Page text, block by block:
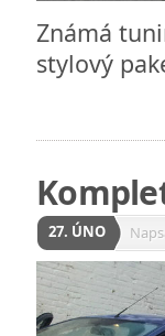
Známá
stylový
27. ÚNO